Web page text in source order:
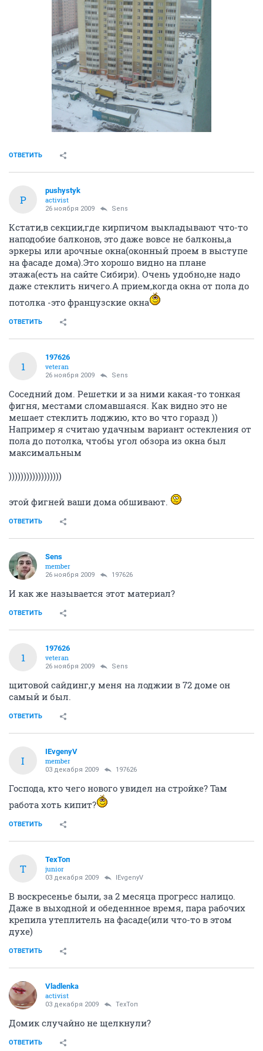
ОТВЕТИТЬ
P
pushystyk
activist
26 ноября 2009 Sens
Кстати,в секции,где кирпичом выкладывают что-то
наподобие балконов, это даже вовсе не балконы,а
эркеры или арочные окна(оконный проем в выступе
на фасаде дома).Это хорошо видно на плане
этажа(есть на сайте Сибири). Очень удобно,не надо
даже стеклить ничего.А прием,когда окна от пола до
потолка -это французские окна
ОТВЕТИТЬ
1
197626
veteran
26 ноября 2009 Sens
Соседний дом. Решетки и за ними какая-то тонкая
фигня, местами сломавшаяся. Как видно это не
мешает стеклить лоджию, кто во что горазд ))
Например я считаю удачным вариант остекления от
пола до потолка, чтобы угол обзора из окна был
максимальным
))))))))))))))))))
этой фигней ваши дома обшивают.
ОТВЕТИТЬ
Sens
member
26 ноября 2009 197626
И как же называется этот материал?
ОТВЕТИТЬ
1
197626
veteran
26 ноября 2009 Sens
щитовой сайдинг,у меня на лоджии в 72 доме он
самый и был.
ОТВЕТИТЬ
I
IEvgenyV
member
03 декабря 2009 197626
Господа, кто чего нового увидел на стройке? Там
работа хоть кипит?
ОТВЕТИТЬ
Т
ТехТоп
junior
03 декабря 2009 IEvgenyV
В воскресенье были, за 2 месяца прогресс налицо.
Даже в выходной и обеденнное время, пара рабочих
крепила утеплитель на фасаде(или что-то в этом
духе)
ОТВЕТИТЬ
Vladlenka
activist
03 декабря 2009 ТехТоп
Домик случайно не щелкнули?
ОТВЕТИТЬ